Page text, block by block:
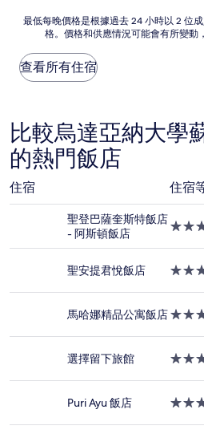
最
晚
價
根
據
過
去
24
小
時
位
住
晚
件
尋
最低每晚價格是根據過去 24 小時以 2 位
格。價格和供應情況可能會有所變動
查看所有住宿
比較烏達亞納大學
的熱門飯店
住宿 住宿
聖登巴薩奎斯特飯店
- 阿斯頓飯店
3.5
住
聖安提君悅飯店
3.0
住
馬哈娜精品公寓飯店3.5
住
選擇留下旅館
4.0
住
Puri Ayu 飯店
3.0